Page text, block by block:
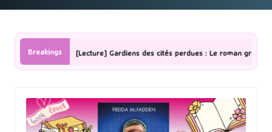
Breakings
[Lecture] Gardiens des cités perdues : Le roman graphique Tome 1